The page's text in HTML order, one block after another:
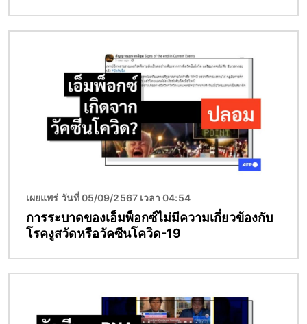
เผยแพร่ วันที่ 05/09/2567 เวลา 04:54
การระบาดของเอ็มพ็อกซ์ไม่มีความเกี่ยวข้องกับ
โรคงูสวัดหรือวัคซีนโควิด-19